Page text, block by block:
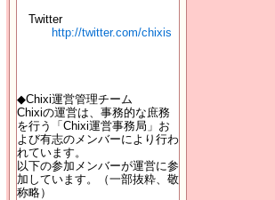
Twitter
http://twitter.com/chixis
◆Chixi運営管理チーム
Chixiの運営は、事務的な庶務
を行う「Chixi運営事務局」お
よび有志のメンバーにより行わ
れています。
以下の参加メンバーが運営に参
加しています。（一部抜粋、敬
称略）